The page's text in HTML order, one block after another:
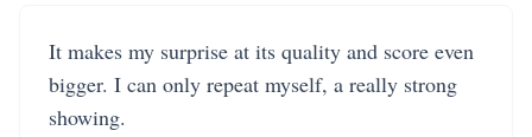
It makes my surprise at its quality and score even
bigger. I can only repeat myself, a really strong
showing.